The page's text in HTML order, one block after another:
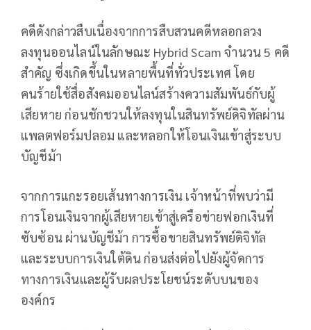
คดีดังกล่าวสืบเนื่องจากการสืบสวนคดีหลอกลวง
ลงทุนออนไลน์ในลักษณะ Hybrid Scam จำนวน 5 คดี
สำคัญ ซึ่งเกิดขึ้นในหลายพื้นที่ทั่วประเทศ โดย
คนร้ายใช้สื่อสังคมออนไลน์สร้างความสัมพันธ์กับผู้
เสียหาย ก่อนชักชวนให้ลงทุนในสินทรัพย์ดิจิทัลผ่าน
แพลตฟอร์มปลอม และหลอกให้โอนเงินเข้าสู่ระบบ
บัญชีม้า
จากการแกะรอยเส้นทางการเงิน เจ้าหน้าที่พบว่ามี
การโอนเงินจากผู้เสียหายเข้าสู่เครือข่ายฟอกเงินที่
ซับซ้อน ผ่านบัญชีม้า การซื้อขายสินทรัพย์ดิจิทัล
และระบบการเงินใต้ดิน ก่อนส่งต่อไปยังผู้จัดการ
ทางการเงินและผู้รับผลประโยชน์ระดับบนของ
องค์กร